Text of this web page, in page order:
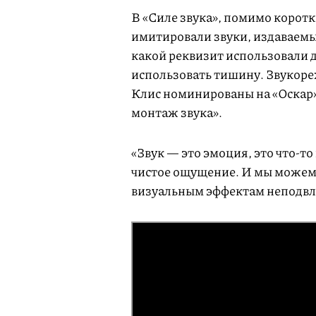
В «Силе звука», помимо
имитировали звуки,
какой реквизит использовали
использовать тишину.
Клис номинированы на
монтаж звука».
«Звук — это эмоция, это что-
чистое ощущение. И мы можем
визуальным эффектам